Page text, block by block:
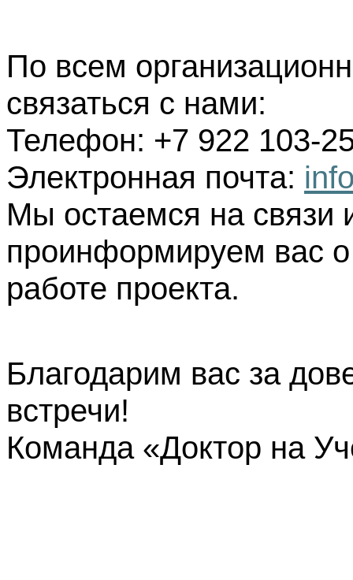
По всем
связаться с нами:
Телефон: +7 922 103-
Электронная почта:
Мы остаемся на связи
проинформируем вас
работе проекта.
Благодарим вас за
встречи!
Команда «Доктор на